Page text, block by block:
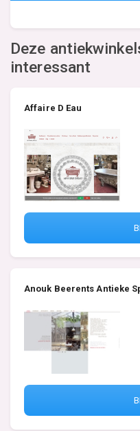
Deze
interessant
Affaire D Eau
Anouk Beerents Antieke